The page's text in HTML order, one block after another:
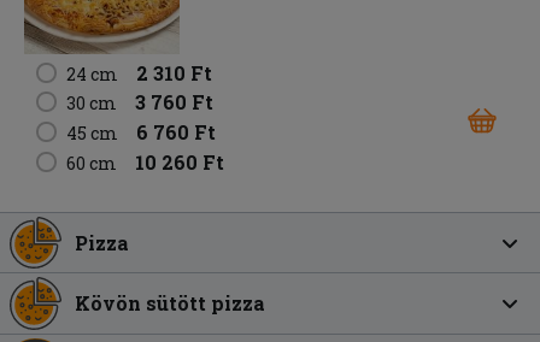
24 cm 2 310 Ft
30 cm 3 760 Ft
45 cm 6 760 Ft
60 cm 10 260 Ft
Pizza
Kövön sütött pizza